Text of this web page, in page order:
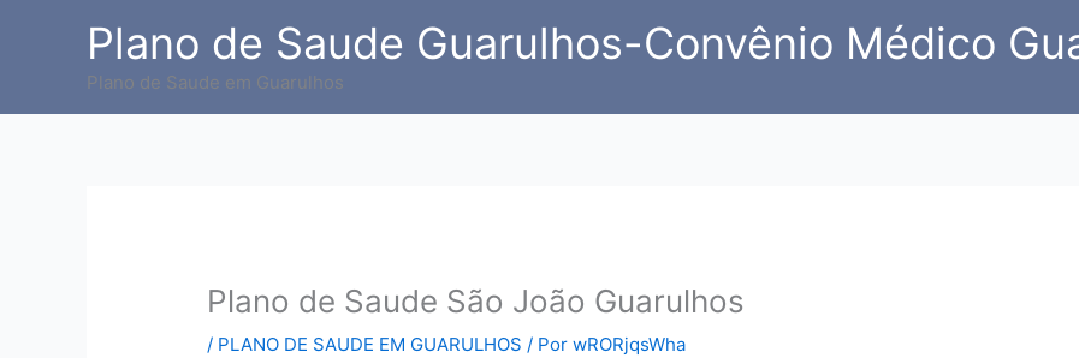
Plano de Saude Guarulhos-Convênio Médico
Plano de Saude em Guarulhos
Plano de Saude São João Guarulhos
/ PLANO DE SAUDE EM GUARULHOS / PorwRORjqsWha